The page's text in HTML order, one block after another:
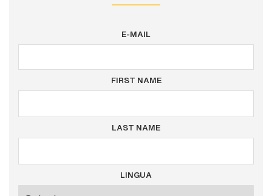
E-MAIL
FIRST NAME
LAST NAME
LINGUA